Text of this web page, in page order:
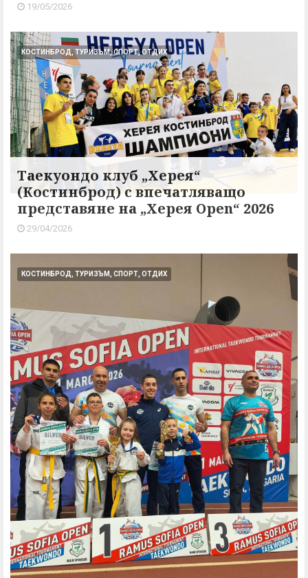
19/05/2026
КОСТИНБРОД, ТУРИЗЪМ, СПОРТ, ОТДИХ
Таекуондо клуб „Херея“
(Костинброд) с впечатляващо
представяне на „Херея Open“ 2026
29/04/2026
КОСТИНБРОД, ТУРИЗЪМ, СПОРТ, ОТДИХ